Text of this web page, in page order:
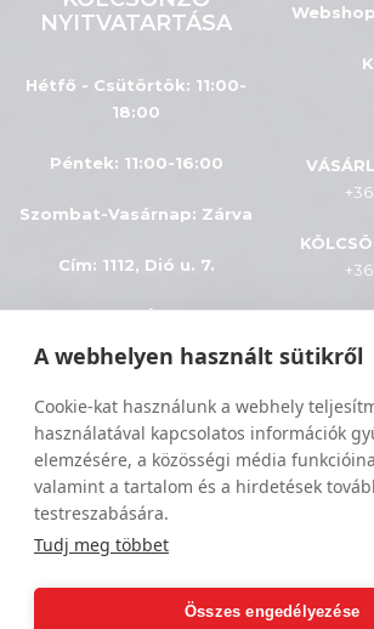
NYITVATARTÁSA
Hétfő - Csütörtök: 11:00-
18:00
Péntek: 11:00-16:00
Szombat-Vasárnap: Zárva
Cím: 1112, Dió u. 7.
Adatkezelés
Szállítási feltételek
A webhelyen használt sütikről
Cookie-kat használunk a webhely
használatával kapcsolatos információk
elemzésére, a közösségi média
valamint a tartalom és a hirdetések
testreszabására.
Tudj meg többet
Összes engedélyezése